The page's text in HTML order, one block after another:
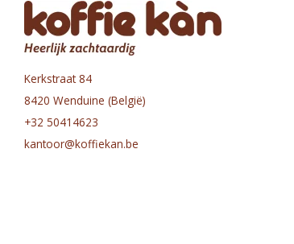
Kerkstraat 84
8420 Wenduine (België)
+32 50414623
kantoor@koffiekan.be